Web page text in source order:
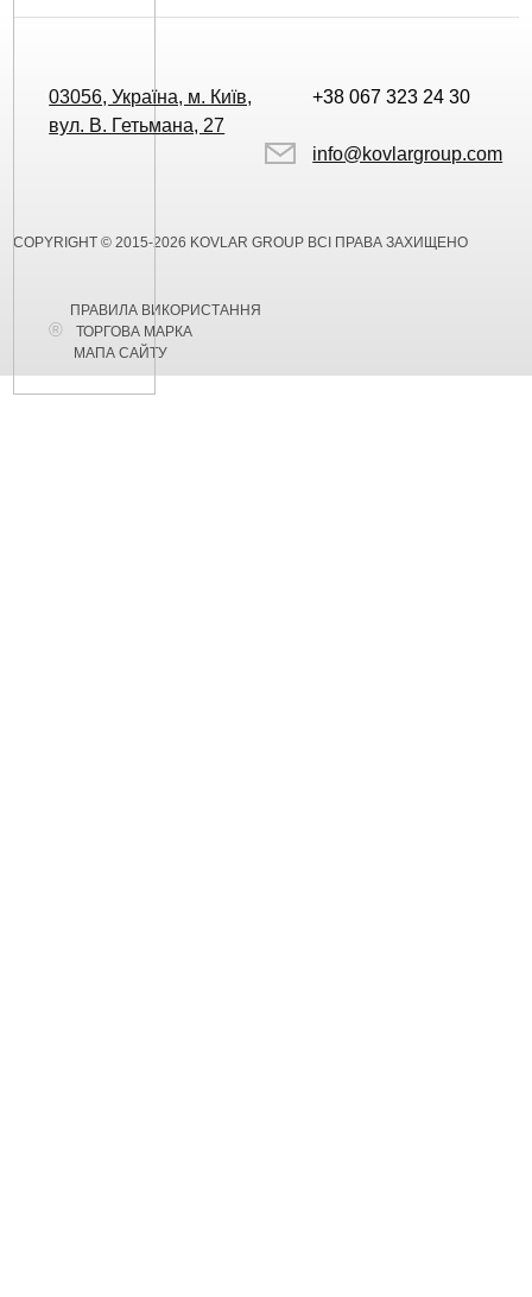
03056, Україна, м. Київ,
вул. В. Гетьмана, 27
+38 067 323 24 30
info@kovlargroup.com
COPYRIGHT © 2015-2026 KOVLAR GROUP ВСІ ПРАВА ЗАХИЩЕНО
ПРАВИЛА ВИКОРИСТАННЯ
ТОРГОВА МАРКА
МАПА САЙТУ